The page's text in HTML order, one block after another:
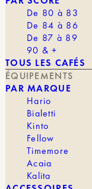
De 80 à 83
De 84 à 86
De 87 à 89
90 & +
TOUS LES CAFÉS
ÉQUIPEMENTS
PAR MARQUE
Hario
Bialetti
Kinto
Fellow
Timemore
Acaia
Kalita
€
MARQUE